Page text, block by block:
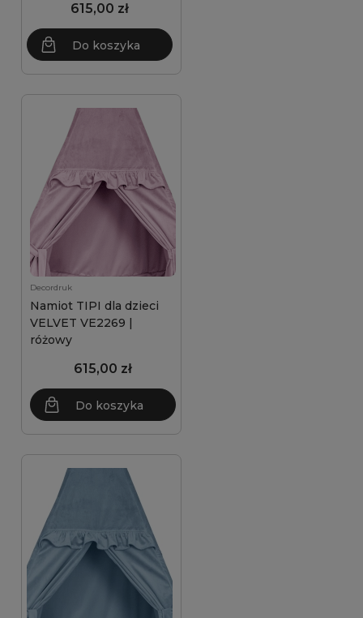
615,00 zł
Do koszyka
Decordruk
Namiot TIPI dla dzieci
VELVET VE2269 |
różowy
615,00 zł
Do koszyka